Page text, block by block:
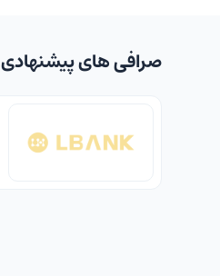
صرافی های پیشنهادی